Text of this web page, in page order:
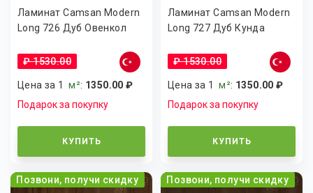
Ламинат Camsan Modern
Long 726 Дуб Овенкол
₽ 1530.00
Цена за 1м²: 1350.00 ₽
Подарок за покупку
КУПИТЬ
Ламинат Camsan Modern
Long 727 Дуб Кунда
₽ 1530.00
Цена за 1м²: 1350.00 ₽
Подарок за покупку
КУПИТЬ
Позвони, получи скидку Позвони, получи скидку